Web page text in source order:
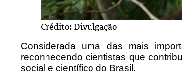
Crédito: Divulgação
Considerada uma das mais
reconhecendo cientistas que
social e científico do Brasil.